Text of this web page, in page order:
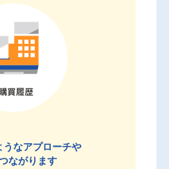
うなアプローチや
ながります